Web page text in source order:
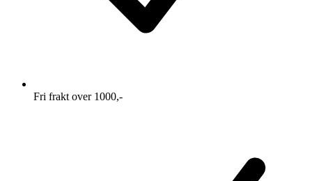
Fri frakt over 1000,-